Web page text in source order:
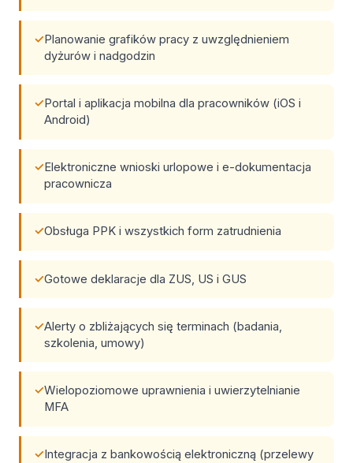
Planowanie grafików pracy z uwzględnieniem
dyżurów i nadgodzin
Portal i aplikacja mobilna dla pracowników (iOS i
Android)
Elektroniczne wnioski urlopowe i e-dokumentacja
pracownicza
Obsługa PPK i wszystkich form zatrudnienia
Gotowe deklaracje dla ZUS, US i GUS
Alerty o zbliżających się terminach (badania,
szkolenia, umowy)
Wielopoziomowe uprawnienia i uwierzytelnianie
MFA
Integracja z bankowością elektroniczną (przelewy